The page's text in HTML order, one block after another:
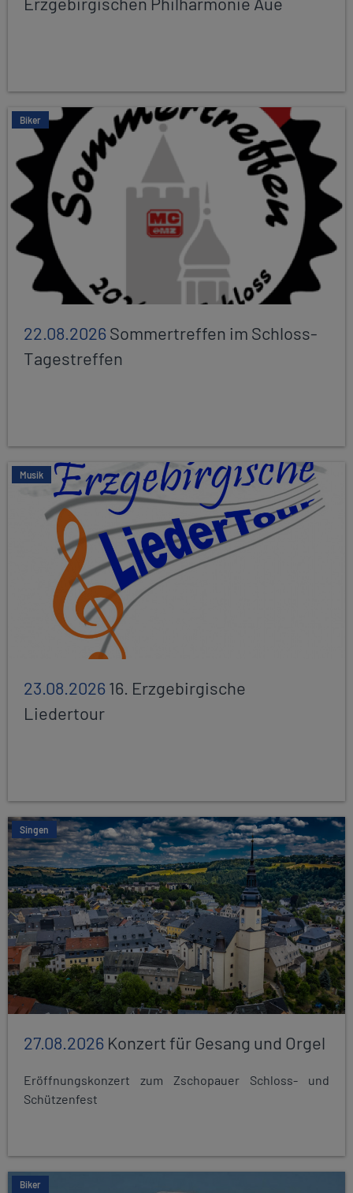
Biker
22.08.2026Sommertreffen im Schloss-
Tagestreffen
Musik
23.08.202616. Erzgebirgische
Liedertour
Singen
27.08.2026 Konzert für Gesang und Orgel
Eröffnungskonzert zum Zschopauer Schloss- und
Schützenfest
Biker